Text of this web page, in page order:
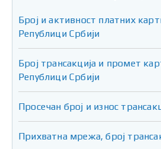
Број и активност платних
Републици Србији
Број трансакција и промет
Републици Србији
Просечан број и износ
Прихватна мрежа, број